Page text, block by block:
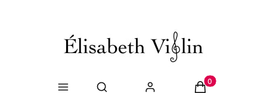
Otwórz wyszukiwarkę Produkty w